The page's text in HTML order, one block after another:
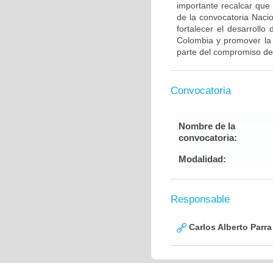
importante recalcar
de la convocatoria
fortalecer el desarrollo
Colombia y promover
parte del compromiso
Convocatoria
Nombre de la
convocatoria:
Modalidad:
Responsable
Carlos Alberto